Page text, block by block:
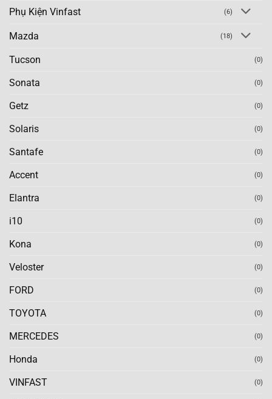
Phụ Kiện Vinfast (6)
Mazda (18)
Tucson (0)
Sonata (0)
Getz (0)
Solaris (0)
Santafe (0)
Accent (0)
Elantra (0)
i10 (0)
Kona (0)
Veloster (0)
FORD (0)
TOYOTA (0)
MERCEDES (0)
Honda (0)
VINFAST (0)